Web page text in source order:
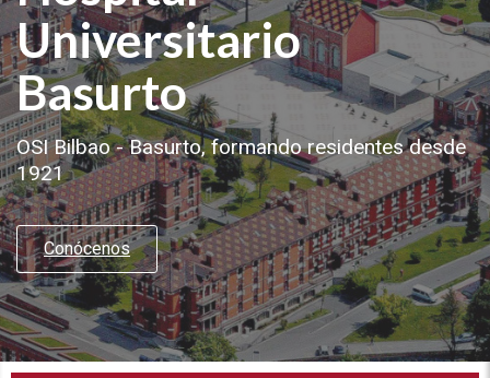
Universitario
Basurto
OSI Bilbao - Basurto, formando residentes desde
1921
Conócenos